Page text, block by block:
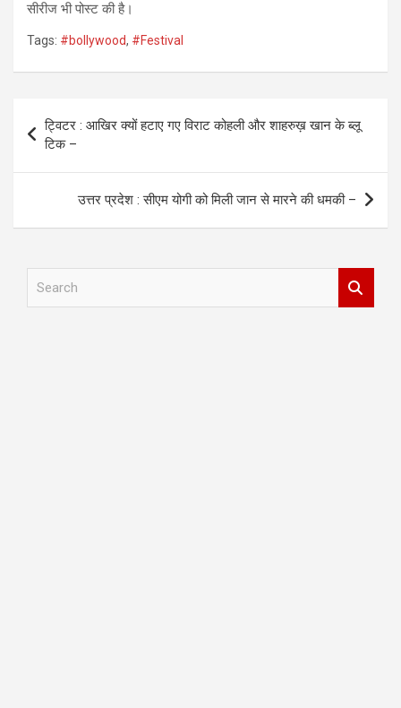
सीरीज भी पोस्ट की है।
Tags: #bollywood, #Festival
Post
navigation
ट्विटर : आखिर क्यों हटाए गए विराट कोहली और शाहरुख़ खान के ब्लू
टिक –
उत्तर प्रदेश : सीएम योगी को मिली जान से मारने की धमकी –